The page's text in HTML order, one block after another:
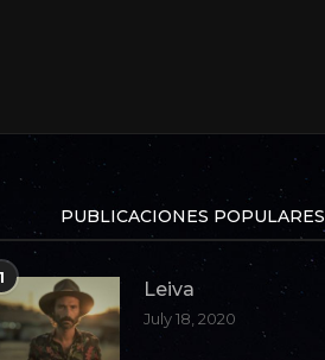
PUBLICACIONES POPULARES
1
Leiva
July 18, 2020